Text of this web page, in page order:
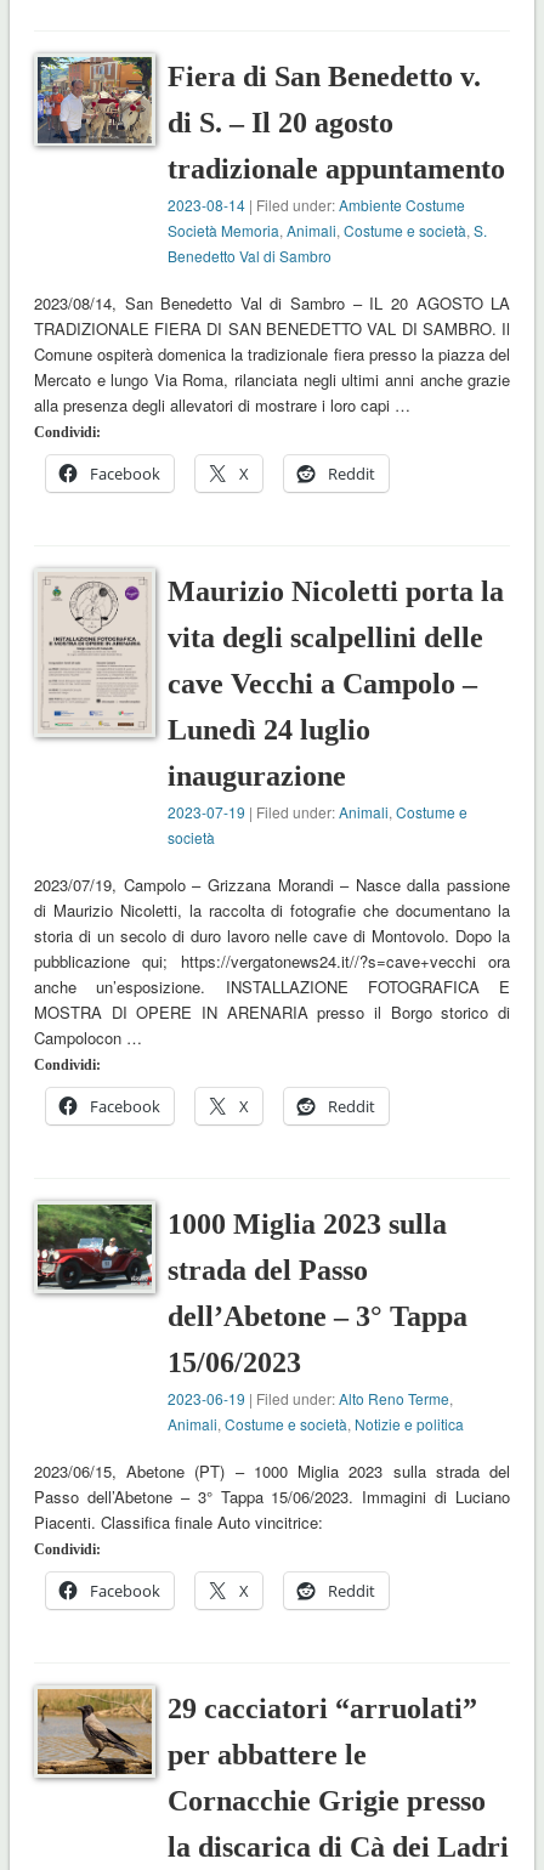
Fiera di San Benedetto v.
di S. – Il 20 agosto
tradizionale appuntamento
2023-08-14 | Filed under:Ambiente Costume
Società Memoria,Animali,Costume e società,S.
Benedetto Val di Sambro
2023/08/14, San Benedetto Val di Sambro – IL 20 AGOSTO LA
TRADIZIONALE FIERA DI SAN BENEDETTO VAL DI SAMBRO. Il
Comune ospiterà domenica la tradizionale fiera presso la piazza del
Mercato e lungo Via Roma, rilanciata negli ultimi anni anche grazie
alla presenza degli allevatori di mostrare i loro capi …
Condividi:
Facebook X Reddit
Maurizio Nicoletti porta la
vita degli scalpellini delle
cave Vecchi a Campolo –
Lunedì 24 luglio
inaugurazione
2023-07-19 | Filed under:Animali,Costume e
società
2023/07/19, Campolo – Grizzana Morandi – Nasce dalla passione
di Maurizio Nicoletti, la raccolta di fotografie che documentano la
storia di un secolo di duro lavoro nelle cave di Montovolo. Dopo la
pubblicazione qui; https://vergatonews24.it//?s=cave+vecchi ora
anche un’esposizione. INSTALLAZIONE FOTOGRAFICA E
MOSTRA DI OPERE IN ARENARIA presso il Borgo storico di
Campolocon …
Condividi:
Facebook X Reddit
1000 Miglia 2023 sulla
strada del Passo
dell’Abetone – 3° Tappa
15/06/2023
2023-06-19 | Filed under:Alto Reno Terme,
Animali,Costume e società, Notizie e politica
2023/06/15, Abetone (PT) – 1000 Miglia 2023 sulla strada del
Passo dell’Abetone – 3° Tappa 15/06/2023. Immagini di Luciano
Piacenti. Classifica finale Auto vincitrice:
Condividi:
Facebook X Reddit
29 cacciatori “arruolati”
per abbattere le
Cornacchie Grigie presso
la discarica di Cà dei Ladri